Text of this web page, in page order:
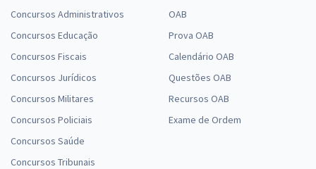
Concursos Administrativos
Concursos Educação
Concursos Fiscais
Concursos Jurídicos
Concursos Militares
Concursos Policiais
Concursos Saúde
Concursos Tribunais
OAB
Prova OAB
Calendário OAB
Questões OAB
Recursos OAB
Exame de Ordem